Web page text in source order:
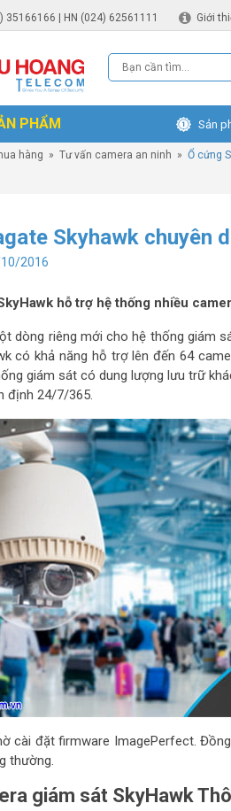
35166166 | HN (024) 62561111 Giới
PHẨM Sản
hàng » Tư vấn camera an ninh » Ổ cứng
Skyhawk chuyên
2016
hỗ trợ hệ thống nhiều
dòng riêng mới cho hệ thống giám
có khả năng hỗ trợ lên đến 64
giám sát có dung lượng lưu trữ
định 24/7/365.
cài đặt firmware ImagePerfect.
thường.
giám sát SkyHawk